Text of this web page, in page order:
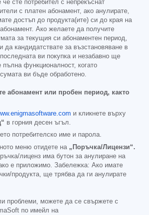
че сте потребител с непрекъснат
с платен абонамент, ако анулирате,
достъп до продукта(ите) си до края на
Ако желаете да получите
за текущия си абонаментен период,
да кандидатствате за възстановяване в
ви покупка и незабавно ще
пълна функционалност, когато
ви бъде обработено.
абонамент или пробен период, както
и кликнете върху
в горния десен ъгъл.
потребителско име и парола.
меню отидете на „Поръчка/Лицензи“.
лиценз има бутон за анулиране на
е приложимо. Забележка: Ако имате
продукта, ще трябва да ги анулирате
проблеми, можете да се свържете с
по имейл на